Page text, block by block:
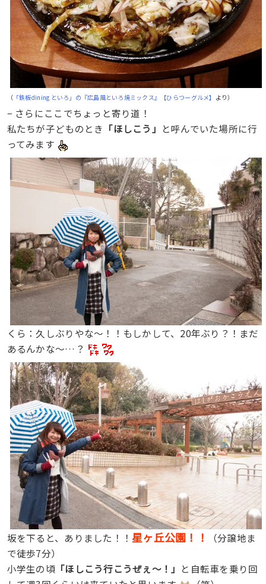
（「鉄板dining といろ」の『広島風といろ焼ミックス』【ひらつーグルメ】 より）
− さらにここでちょっと寄り道！
私たちが子どものとき 「ほしこう」 と呼んでいた場所に行
ってみます
くら：久しぶりやな〜！！もしかして、20年ぶり？！まだ
あるんかな〜…？
坂を下ると、ありました！！星ヶ丘公園！！
（分譲地ま
で徒歩7分）
小学生の頃 「ほしこう行こうぜぇ〜！」 と自転車を乗り回